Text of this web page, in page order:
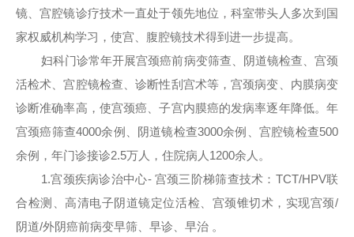
镜、宫腔镜诊疗技术一直处于领先地位，科室带头人多次到国
家权威机构学习，使宫、腹腔镜技术得到进一步提高。
妇科门诊常年开展宫颈癌前病变筛查、阴道镜检查、宫颈
活检术、宫腔镜检查、诊断性刮宫术等，宫颈病变、内膜病变
诊断准确率高，使宫颈癌、子宫内膜癌的发病率逐年降低。年
宫颈癌筛查4000余例、阴道镜检查3000余例、宫腔镜检查500
余例，年门诊接诊2.5万人，住院病人1200余人。
1.宫颈疾病诊治中心- 宫颈三阶梯筛查技术：TCT/HPV联
合检测、高清电子阴道镜定位活检、宫颈锥切术，实现宫颈/
阴道/外阴癌前病变早筛、早诊、早治 。